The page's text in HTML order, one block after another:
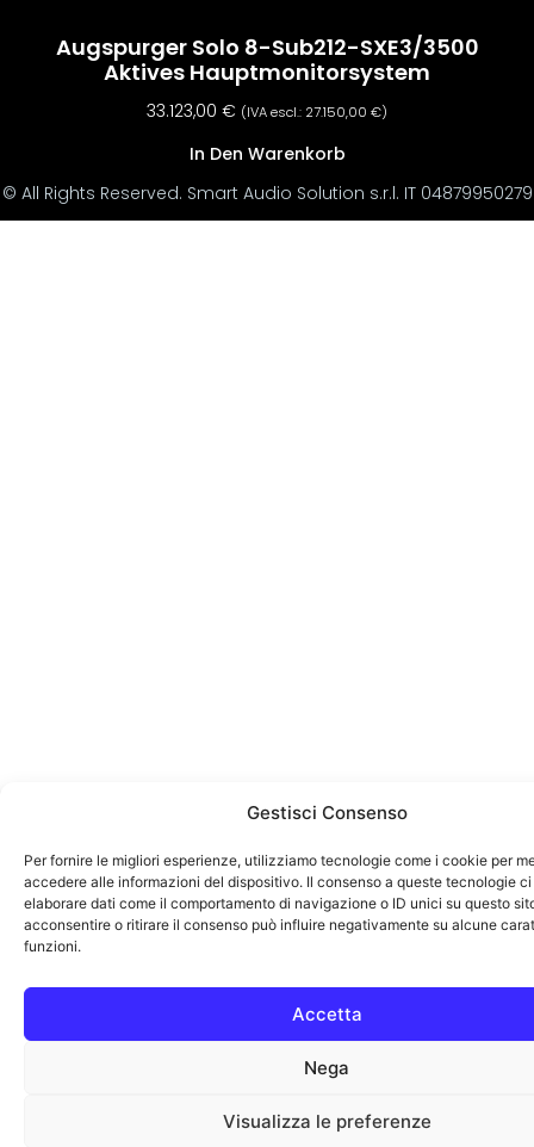
Gestisci Consenso
Per fornire le migliori esperienze, utilizziamo tecnologie come i cookie per
accedere alle informazioni del dispositivo. Il consenso a queste tecnologie
elaborare dati come il comportamento di navigazione o ID unici su questo
acconsentire o ritirare il consenso può influire negativamente su alcune
funzioni.
Accetta
Nega
Visualizza le preferenze
Augspurger Solo 8-Sub212-SXE3/3500
Aktives Hauptmonitorsystem
33.123,00 € (IVA escl.: 27.150,00 €)
In Den Warenkorb
© All Rights Reserved. Smart Audio Solution s.r.l. IT 04879950279